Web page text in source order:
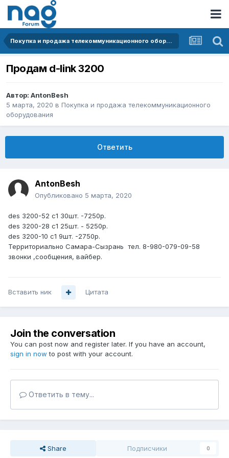
Покупка и продажа телекоммуникационного оборудования
Продам d-link 3200
Автор: AntonBesh
5 марта, 2020 в Покупка и продажа телекоммуникационного
оборудования
Ответить
AntonBesh
Опубликовано 5 марта, 2020
des 3200-52 c1 30шт. -7250р.
des 3200-28 c1 25шт. - 5250р.
des 3200-10 c1 9шт. -2750р.
Территориально Самара-Сызрань тел. 8-980-079-09-58
звонки ,сообщения, вайбер.
Вставить ник Цитата
Join the conversation
You can post now and register later. If you have an account,
sign in now to post with your account.
Ответить в тему...
Share Подписчики 0